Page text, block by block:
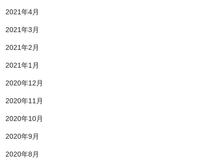
2021年4月
2021年3月
2021年2月
2021年1月
2020年12月
2020年11月
2020年10月
2020年9月
2020年8月